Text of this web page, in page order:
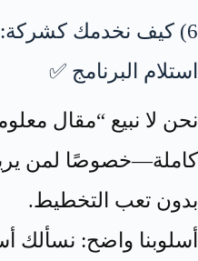
6) كيف نخدمك
استلام البرنامج ✅
نحن لا نبيع “مقال
كاملة—خصوصًا لمن
بدون تعب التخطيط.
أسلوبنا واضح: نسألك